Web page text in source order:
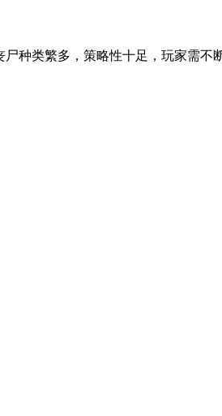
种类繁多，策略性十足，玩家需不